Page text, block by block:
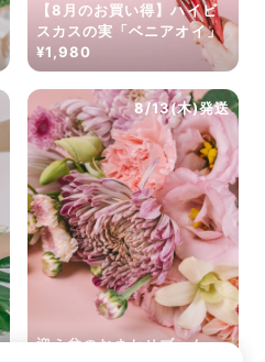
【8月のお買い得】ハイビ
スカスの実「ベニアオイ」
¥1,980
8/13(木)発送
迎え盆のおまかせブーケ